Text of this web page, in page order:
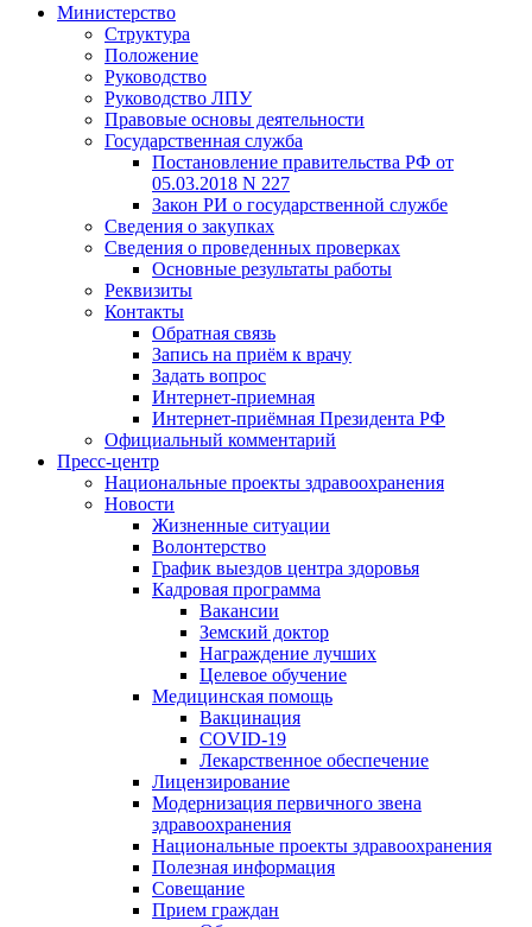
Министерство
Структура
Положение
Руководство
Руководство ЛПУ
Правовые основы деятельности
Государственная служба
Постановление правительства РФ от
05.03.2018 N 227
Закон РИ о государственной службе
Сведения о закупках
Сведения о проведенных проверках
Основные результаты работы
Реквизиты
Контакты
Обратная связь
Запись на приём к врачу
Задать вопрос
Интернет-приемная
Интернет-приёмная Президента РФ
Официальный комментарий
Пресс-центр
Национальные проекты здравоохранения
Новости
Жизненные ситуации
Волонтерство
График выездов центра здоровья
Кадровая программа
Вакансии
Земский доктор
Награждение лучших
Целевое обучение
Медицинская помощь
Вакцинация
COVID-19
Лекарственное обеспечение
Лицензирование
Модернизация первичного звена
здравоохранения
Национальные проекты здравоохранения
Полезная информация
Совещание
Прием граждан